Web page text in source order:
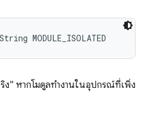
MODULE_ISOLATED
ง" หากโมดูลทำงานในอุปกรณ์ที่เพิ่ง